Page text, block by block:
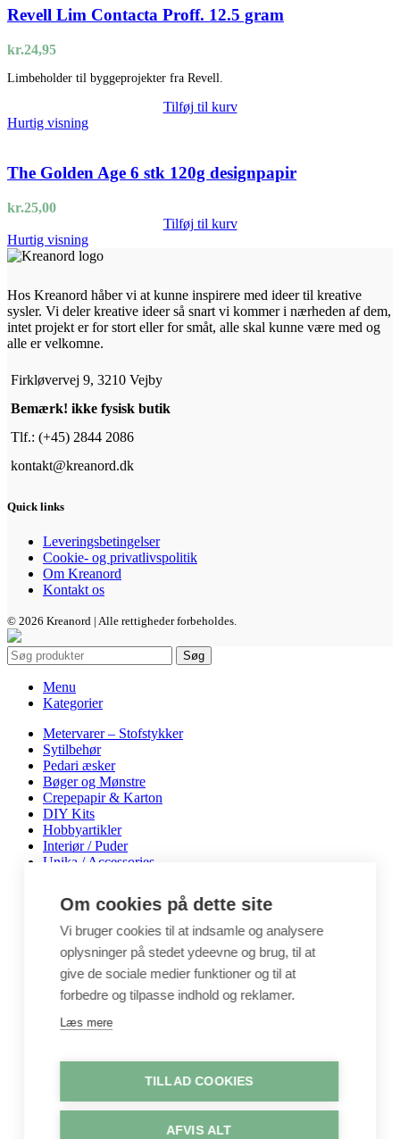
Revell Lim Contacta Proff. 12.5 gram
kr.24,95
Limbeholder til byggeprojekter fra Revell.
Tilføj til kurv
Hurtig visning
The Golden Age 6 stk 120g designpapir
kr.25,00
Tilføj til kurv
Hurtig visning
Hos Kreanord håber vi at kunne inspirere med ideer til kreative
sysler. Vi deler kreative ideer så snart vi kommer i nærheden af dem,
intet projekt er for stort eller for småt, alle skal kunne være med og
alle er velkomne.
Firkløvervej 9, 3210 Vejby
Bemærk! ikke fysisk butik
Tlf.: (+45) 2844 2086
kontakt@kreanord.dk
Quick links
Leveringsbetingelser
Cookie- og privatlivspolitik
Om Kreanord
Kontakt os
© 2026 Kreanord | Alle rettigheder forbeholdes.
Søg
Menu
Kategorier
Metervarer – Stofstykker
Sytilbehør
Pedari æsker
Bøger og Mønstre
Crepepapir & Karton
DIY Kits
Hobbyartikler
Interiør / Puder
Unika / Accessories
Perler & smykkedele
Tegne & maleartikler
Gavekort
Byggesæt
Leg
Shop
Stofstykker
Log ind / Opret konto
Om cookies på dette site
Vi bruger cookies til at indsamle og analysere
oplysninger på stedet ydeevne og brug, til at
give de sociale medier funktioner og til at
forbedre og tilpasse indhold og reklamer.
Læs mere
TILLAD COOKIES
AFVIS ALT